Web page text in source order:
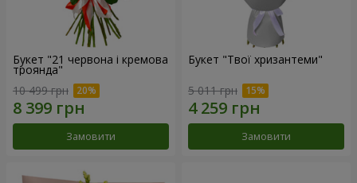
Букет "21 червона і кремова
троянда"
10 499 грн
Замовити
Букет "Твої хризантеми"
5 011 грн
Замовити